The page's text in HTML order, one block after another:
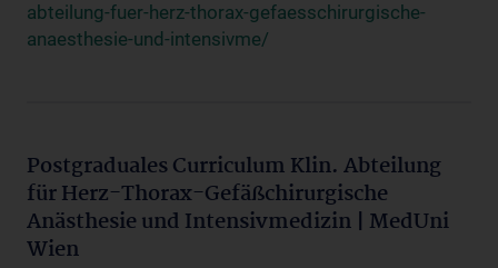
abteilung-fuer-herz-thorax-gefaesschirurgische-
anaesthesie-und-intensivme/
Postgraduales Curriculum Klin. Abteilung
für Herz-Thorax-Gefäßchirurgische
Anästhesie und Intensivmedizin | MedUni
Wien